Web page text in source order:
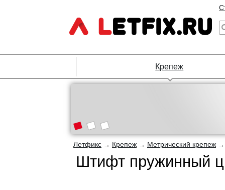
Крепеж
Летфикс → Крепеж → Метрический крепеж
Штифт пружинный